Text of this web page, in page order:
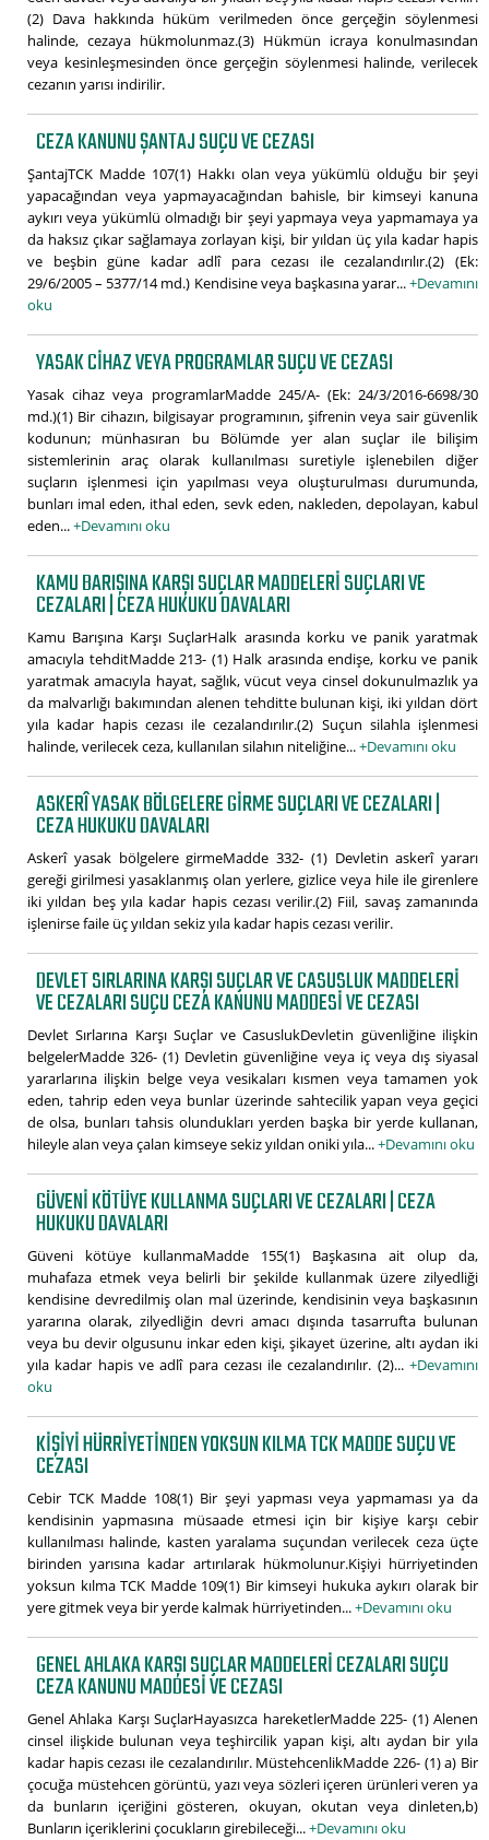
(2) Dava hakkında hüküm verilmeden önce gerçeğin söylenmesi
halinde, cezaya hükmolunmaz.(3) Hükmün icraya konulmasından
veya kesinleşmesinden önce gerçeğin söylenmesi halinde, verilecek
cezanın yarısı indirilir.
CEZA KANUNU ŞANTAJ SUÇU VE CEZASI
ŞantajTCK Madde 107(1) Hakkı olan veya yükümlü olduğu bir şeyi
yapacağından veya yapmayacağından bahisle, bir kimseyi kanuna
aykırı veya yükümlü olmadığı bir şeyi yapmaya veya yapmamaya ya
da haksız çıkar sağlamaya zorlayan kişi, bir yıldan üç yıla kadar hapis
ve beşbin güne kadar adlî para cezası ile cezalandırılır.(2) (Ek:
29/6/2005 – 5377/14 md.) Kendisine veya başkasına yarar...+Devamını
oku
YASAK CIHAZ VEYA PROGRAMLAR SUÇU VE CEZASI
Yasak cihaz veya programlarMadde 245/A- (Ek: 24/3/2016-6698/30
md.)(1) Bir cihazın, bilgisayar programının, şifrenin veya sair güvenlik
kodunun; münhasıran bu Bölümde yer alan suçlar ile bilişim
sistemlerinin araç olarak kullanılması suretiyle işlenebilen diğer
suçların işlenmesi için yapılması veya oluşturulması durumunda,
bunları imal eden, ithal eden, sevk eden, nakleden, depolayan, kabul
eden...+Devamını oku
KAMU BARIŞINA KARŞI SUÇLAR MADDELERI SUÇLARI VE
CEZALARI | CEZA HUKUKU DAVALARI
Kamu Barışına Karşı SuçlarHalk arasında korku ve panik yaratmak
amacıyla tehditMadde 213- (1) Halk arasında endişe, korku ve panik
yaratmak amacıyla hayat, sağlık, vücut veya cinsel dokunulmazlık ya
da malvarlığı bakımından alenen tehditte bulunan kişi, iki yıldan dört
yıla kadar hapis cezası ile cezalandırılır.(2) Suçun silahla işlenmesi
halinde, verilecek ceza, kullanılan silahın niteliğine...+Devamını oku
ASKERÎ YASAK BÖLGELERE GIRME SUÇLARI VE CEZALARI |
CEZA HUKUKU DAVALARI
Askerî yasak bölgelere girmeMadde 332- (1) Devletin askerî yararı
gereği girilmesi yasaklanmış olan yerlere, gizlice veya hile ile girenlere
iki yıldan beş yıla kadar hapis cezası verilir.(2) Fiil, savaş zamanında
işlenirse faile üç yıldan sekiz yıla kadar hapis cezası verilir.
DEVLET SIRLARINA KARŞI SUÇLAR VE CASUSLUK MADDELERI
VE CEZALARI SUÇU CEZA KANUNU MADDESI VE CEZASI
Devlet Sırlarına Karşı Suçlar ve CasuslukDevletin güvenliğine ilişkin
belgelerMadde 326- (1) Devletin güvenliğine veya iç veya dış siyasal
yararlarına ilişkin belge veya vesikaları kısmen veya tamamen yok
eden, tahrip eden veya bunlar üzerinde sahtecilik yapan veya geçici
de olsa, bunları tahsis olundukları yerden başka bir yerde kullanan,
hileyle alan veya çalan kimseye sekiz yıldan oniki yıla...+Devamını oku
GÜVENI KÖTÜYE KULLANMA SUÇLARI VE CEZALARI | CEZA
HUKUKU DAVALARI
Güveni kötüye kullanmaMadde 155(1) Başkasına ait olup da,
muhafaza etmek veya belirli bir şekilde kullanmak üzere zilyedliği
kendisine devredilmiş olan mal üzerinde, kendisinin veya başkasının
yararına olarak, zilyedliğin devri amacı dışında tasarrufta bulunan
veya bu devir olgusunu inkar eden kişi, şikayet üzerine, altı aydan iki
yıla kadar hapis ve adlî para cezası ile cezalandırılır. (2)... +Devamını
oku
KIŞIYI HÜRRIYETINDEN YOKSUN KILMA TCK MADDE SUÇU VE
CEZASI
Cebir TCK Madde 108(1) Bir şeyi yapması veya yapmaması ya da
kendisinin yapmasına müsaade etmesi için bir kişiye karşı cebir
kullanılması halinde, kasten yaralama suçundan verilecek ceza üçte
birinden yarısına kadar artırılarak hükmolunur.Kişiyi hürriyetinden
yoksun kılma TCK Madde 109(1) Bir kimseyi hukuka aykırı olarak bir
yere gitmek veya bir yerde kalmak hürriyetinden...+Devamını oku
GENEL AHLAKA KARŞI SUÇLAR MADDELERI CEZALARI SUÇU
CEZA KANUNU MADDESI VE CEZASI
Genel Ahlaka Karşı SuçlarHayasızca hareketlerMadde 225- (1) Alenen
cinsel ilişkide bulunan veya teşhircilik yapan kişi, altı aydan bir yıla
kadar hapis cezası ile cezalandırılır. MüstehcenlikMadde 226- (1) a) Bir
çocuğa müstehcen görüntü, yazı veya sözleri içeren ürünleri veren ya
da bunların içeriğini gösteren, okuyan, okutan veya dinleten,b)
Bunların içeriklerini çocukların girebileceği...+Devamını oku